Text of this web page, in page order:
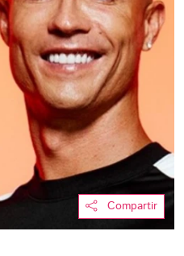
Compartir